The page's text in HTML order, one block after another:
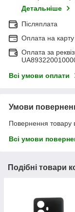
Детальніше
Післяплата
Оплата на
Оплата за
Всі умови оплати
Умови
Повернення товару
Всі умови
Подібні товари